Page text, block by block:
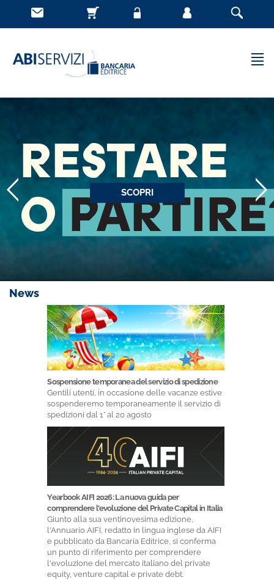
SCOPRI
News
Sospensione temporanea del servizio di spedizione
Gentili utenti, in occasione delle vacanze estive
sospenderemo temporaneamente il servizio di
spedizioni dal 1° al 20 agosto
Yearbook AIFI 2026: La nuova guida per
comprendere l'evoluzione del Private Capital in Italia
Giunto alla sua ventinovesima edizione,
l'Annuario AIFI, redatto in lingua inglese da AIFI
e pubblicato da Bancaria Editrice, si conferma
un punto di riferimento per comprendere
l'evoluzione del mercato italiano del private
equity, venture capital e private debt.